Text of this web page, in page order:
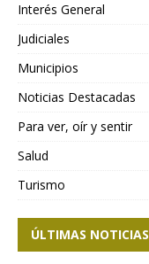
Interés General
Judiciales
Municipios
Noticias Destacadas
Para ver, oír y sentir
Salud
Turismo
ÚLTIMAS NOTICIAS